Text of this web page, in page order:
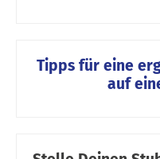
Tipps für eine
auf